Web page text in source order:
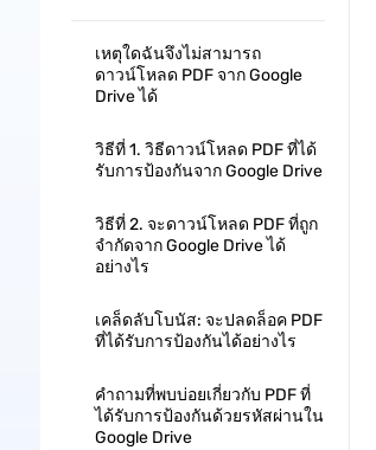
เหตุใดฉันจึงไม่สามารถ
ดาวน์โหลด PDF จาก Google
Drive ได้
วิธีที่ 1. วิธีดาวน์โหลด PDF ที่ได้
รับการป้องกันจาก Google Drive
วิธีที่ 2. จะดาวน์โหลด PDF ที่ถูก
จำกัดจาก Google Drive ได้
อย่างไร
เคล็ดลับโบนัส: จะปลดล็อค PDF
ที่ได้รับการป้องกันได้อย่างไร
คำถามที่พบบ่อยเกี่ยวกับ PDF ที่
ได้รับการป้องกันด้วยรหัสผ่านใน
Google Drive